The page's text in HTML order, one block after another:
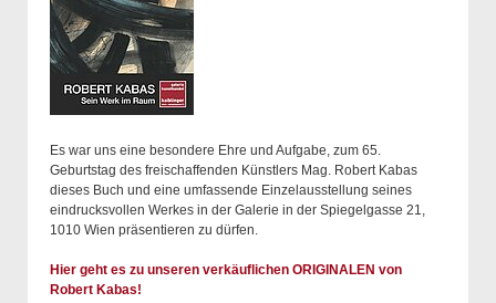
Es war uns eine besondere Ehre und Aufgabe, zum 65.
Geburtstag des freischaffenden Künstlers Mag. Robert Kabas
dieses Buch und eine umfassende Einzelausstellung seines
eindrucksvollen Werkes in der Galerie in der Spiegelgasse 21,
1010 Wien präsentieren zu dürfen.
Hier geht es zu unseren verkäuflichen ORIGINALEN von
Robert Kabas!